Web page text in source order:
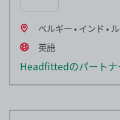
ベルギー • インド •
英語
Headfittedのパートナ